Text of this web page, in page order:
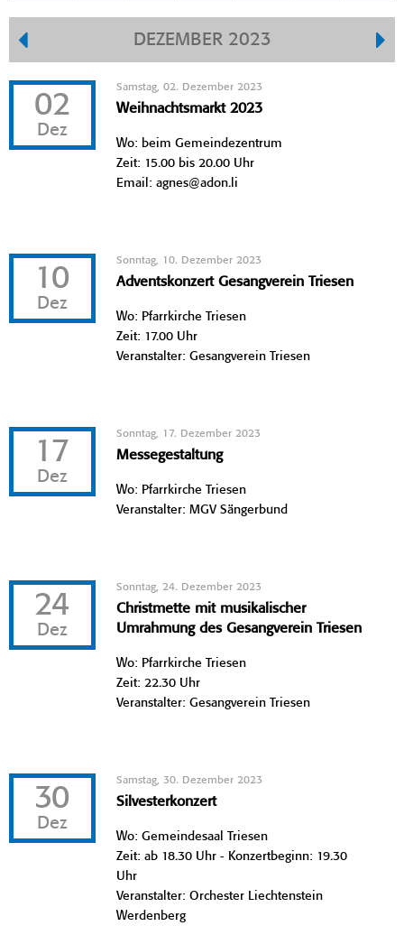
DEZEMBER 2023
02
Dez
Samstag, 02. Dezember 2023
Weihnachtsmarkt 2023
Wo: beim Gemeindezentrum
Zeit: 15.00 bis 20.00 Uhr
Email: agnes@adon.li
10
Dez
Sonntag, 10. Dezember 2023
Adventskonzert Gesangverein Triesen
Wo: Pfarrkirche Triesen
Zeit: 17.00 Uhr
Veranstalter: Gesangverein Triesen
17
Dez
Sonntag, 17. Dezember 2023
Messegestaltung
Wo: Pfarrkirche Triesen
Veranstalter: MGV Sängerbund
24
Dez
Sonntag, 24. Dezember 2023
Christmette mit musikalischer
Umrahmung des Gesangverein Triesen
Wo: Pfarrkirche Triesen
Zeit: 22.30 Uhr
Veranstalter: Gesangverein Triesen
30
Dez
Samstag, 30. Dezember 2023
Silvesterkonzert
Wo: Gemeindesaal Triesen
Zeit: ab 18.30 Uhr - Konzertbeginn: 19.30
Uhr
Veranstalter: Orchester Liechtenstein
Werdenberg